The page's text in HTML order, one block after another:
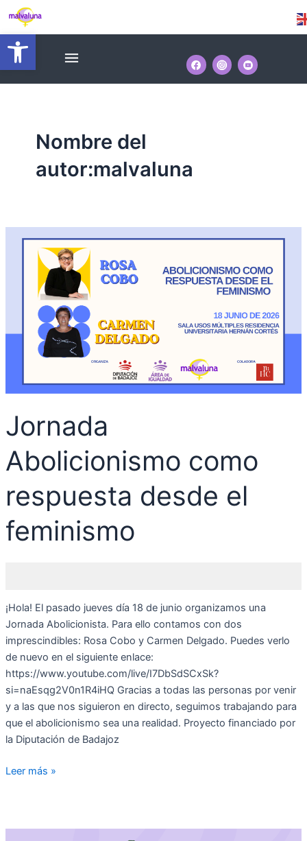
Abrir barra de herramientas
contenido
Menú
Nombre del
autor:malvaluna
Jornada
Abolicionismo como
respuesta desde el
feminismo
¡Hola! El pasado jueves día 18 de junio organizamos una
Jornada Abolicionista. Para ello contamos con dos
imprescindibles: Rosa Cobo y Carmen Delgado. Puedes verlo
de nuevo en el siguiente enlace:
https://www.youtube.com/live/I7DbSdSCxSk?
si=naEsqg2V0n1R4iHQ Gracias a todas las personas por venir
y a las que nos siguieron en directo, seguimos trabajando para
que el abolicionismo sea una realidad. Proyecto financiado por
la Diputación de Badajoz
Abolicionismo
respuesta
feminismo
Leer más »
Paginación
entradas